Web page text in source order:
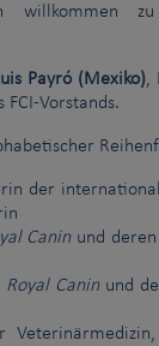
willkommen
Payró (Mexiko),
Vorstands.
der
Caninund deren
Royal Caninund